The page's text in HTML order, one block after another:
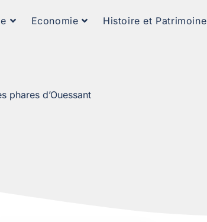
Economie Histoire et Patrimoine
phares d’Ouessant